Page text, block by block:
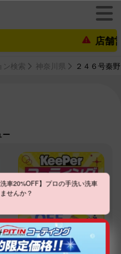
店舗営
ン検索 神奈川県 ２４６号秦野
ー
洗車20%OFF】プロの手洗い洗車
せんか？